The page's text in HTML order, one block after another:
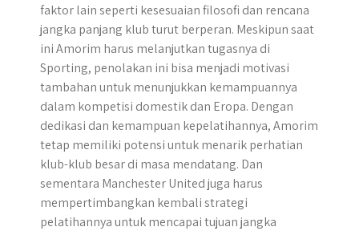
faktor lain seperti kesesuaian filosofi dan rencana
jangka panjang klub turut berperan. Meskipun saat
ini Amorim harus melanjutkan tugasnya di
Sporting, penolakan ini bisa menjadi motivasi
tambahan untuk menunjukkan kemampuannya
dalam kompetisi domestik dan Eropa. Dengan
dedikasi dan kemampuan kepelatihannya, Amorim
tetap memiliki potensi untuk menarik perhatian
klub-klub besar di masa mendatang. Dan
sementara Manchester United juga harus
mempertimbangkan kembali strategi
pelatihannya untuk mencapai tujuan jangka